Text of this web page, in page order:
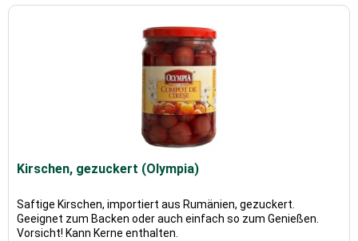
Kirschen, gezuckert (Olympia)
Saftige Kirschen, importiert aus Rumänien, gezuckert.
Geeignet zum Backen oder auch einfach so zum Genießen.
Vorsicht! Kann Kerne enthalten.